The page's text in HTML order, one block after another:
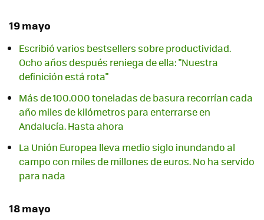
19 mayo
Escribió varios bestsellers sobre productividad.
Ocho años después reniega de ella: "Nuestra
definición está rota"
Más de 100.000 toneladas de basura recorrían cada
año miles de kilómetros para enterrarse en
Andalucía. Hasta ahora
La Unión Europea lleva medio siglo inundando al
campo con miles de millones de euros. No ha servido
para nada
18 mayo